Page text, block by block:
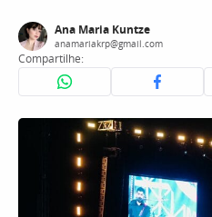
Ana Maria Kuntze
anamariakrp@gmail.com
Compartilhe: